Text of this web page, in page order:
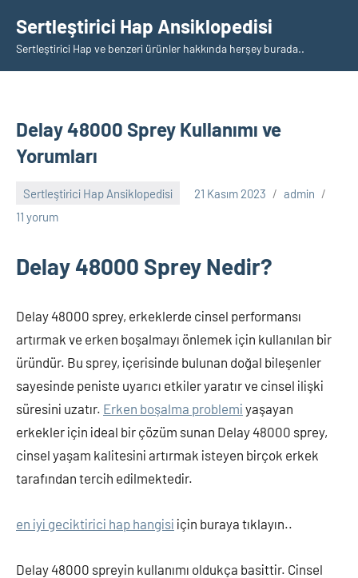
geçSertleştirici Hap Ansiklopedisi
Sertleştirici Hap ve benzeri ürünler hakkında herşey burada..
Delay 48000 Sprey Kullanımı ve
Yorumları
Sertleştirici Hap Ansiklopedisi 21 Kasım 2023
admin
11 yorum
Delay 48000 Sprey Nedir?
Delay 48000 sprey, erkeklerde cinsel performansı
artırmak ve erken boşalmayı önlemek için kullanılan bir
üründür. Bu sprey, içerisinde bulunan doğal bileşenler
sayesinde peniste uyarıcı etkiler yaratır ve cinsel ilişki
süresini uzatır. Erken boşalma problemi yaşayan
erkekler için ideal bir çözüm sunan Delay 48000 sprey,
cinsel yaşam kalitesini artırmak isteyen birçok erkek
tarafından tercih edilmektedir.
en iyi geciktirici hap hangisi için buraya tıklayın..
Delay 48000 spreyin kullanımı oldukça basittir. Cinsel